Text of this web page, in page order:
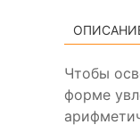
Чтобы
форме